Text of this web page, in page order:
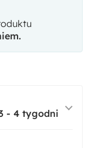
- 4 tygodni